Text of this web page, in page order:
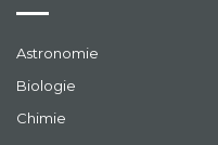
Astronomie
Biologie
Chimie